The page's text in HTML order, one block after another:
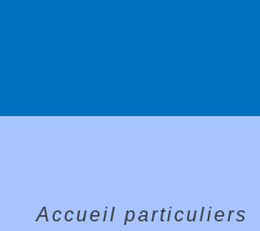
Accueil particuliers